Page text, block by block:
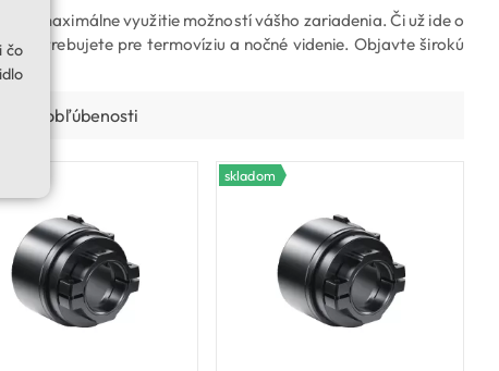
maximálne využitie možností vášho zariadenia. Či už ide o
potrebujete pre termovíziu a nočné videnie. Objavte širokú
Podľa obľúbenosti
skladom
čo